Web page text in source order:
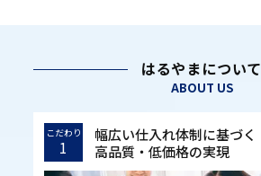
はるやまについて
ABOUT US
こだわり
1
幅広い仕入れ体制に基づく
高品質・低価格の実現